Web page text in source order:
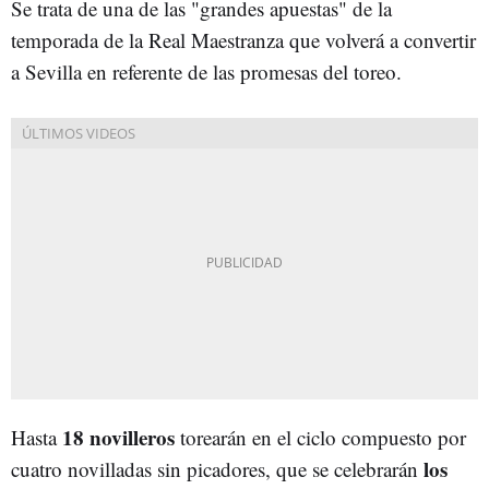
Se trata de una de las "grandes apuestas" de la
temporada de la Real Maestranza que volverá a convertir
a Sevilla en referente de las promesas del toreo.
Hasta 18 novilleros torearán en el ciclo compuesto por
cuatro novilladas sin picadores, que se celebrarán los